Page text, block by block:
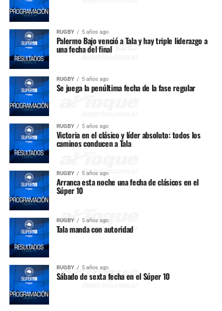
RUGBY 5 años ago
Palermo Bajo venció a Tala y hay triple liderazgo a
una fecha del final
RUGBY 5 años ago
Se juega la penúltima fecha de la fase regular
RUGBY 5 años ago
Victoria en el clásico y líder absoluto: todos los
caminos conducen a Tala
RUGBY 5 años ago
Arranca esta noche una fecha de clásicos en el
Súper 10
RUGBY 5 años ago
Tala manda con autoridad
RUGBY 5 años ago
Sábado de sexta fecha en el Súper 10